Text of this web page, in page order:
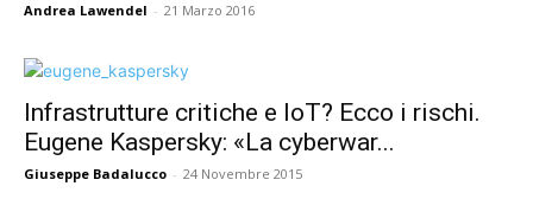
Andrea Lawendel - 21 Marzo 2016
Infrastrutture critiche e IoT? Ecco i rischi.
Eugene Kaspersky: «La cyberwar...
Giuseppe Badalucco - 24 Novembre 2015